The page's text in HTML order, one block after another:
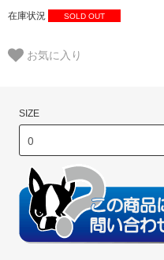
在庫状況 SOLD OUT
お気に入り
SIZE